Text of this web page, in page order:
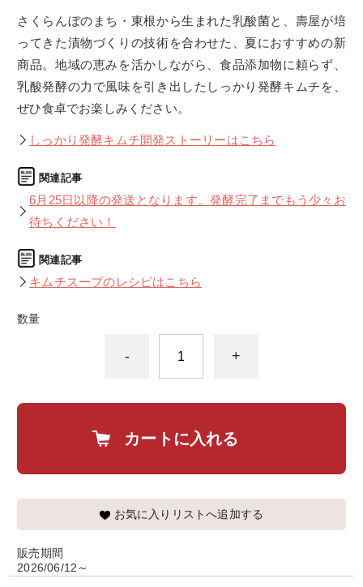
さくらんぼのまち・東根から生まれた乳酸菌と、壽屋が培
ってきた漬物づくりの技術を合わせた、夏におすすめの新
商品。地域の恵みを活かしながら、食品添加物に頼らず、
乳酸発酵の力で風味を引き出したしっかり発酵キムチを、
ぜひ食卓でお楽しみください。
しっかり発酵キムチ開発ストーリーはこちら
6月25日以降の発送となります。発酵完了までもう少々お
待ちください！
キムチスープのレシピはこちら
数量
- +
カートに入れる
お気に入りリストへ追加する
販売期間
2026/06/12～